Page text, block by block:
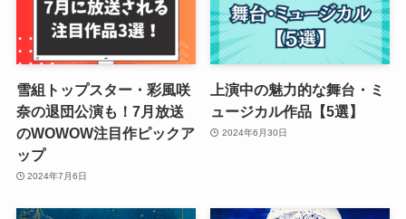
雪組トップスター・彩風咲
奈の退団公演も！7月放送
のWOWOW注目作ピックア
ップ
2024年7月6日
上演中の魅力的な舞台・ミ
ュージカル作品【5選】
2024年6月30日